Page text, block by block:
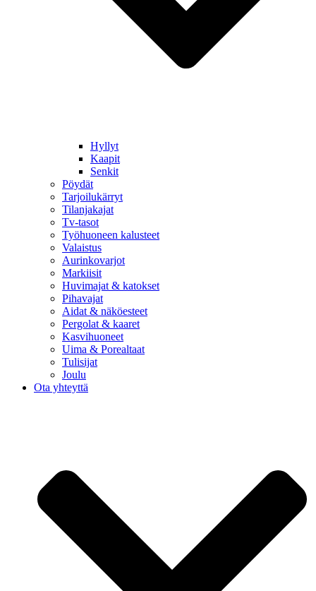
Hyllyt
Kaapit
Senkit
Pöydät
Tarjoilukärryt
Tilanjakajat
Tv-tasot
Työhuoneen kalusteet
Valaistus
Aurinkovarjot
Markiisit
Huvimajat & katokset
Pihavajat
Aidat & näköesteet
Pergolat & kaaret
Kasvihuoneet
Uima & Porealtaat
Tulisijat
Joulu
Ota yhteyttä